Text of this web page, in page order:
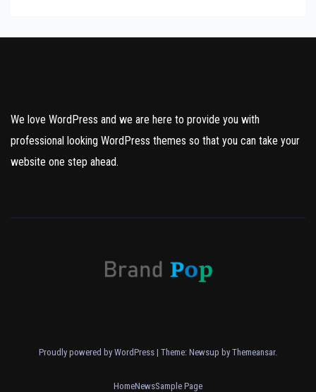
We love WordPress and we are here to provide you with
professional looking WordPress themes so that you can take your
website one step ahead.
Proudly powered by WordPress | Theme: Newsup by Themeansar.
HomeNewsSample Page